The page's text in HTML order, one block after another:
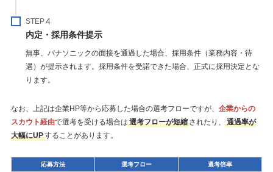
STEP
内定・採用条件提示
無事、パナソニックの面接を通過した場合、採用条件（業務内容・待
遇）が提示されます。採用条件を受諾できた場合、正式に採用決定とな
ります。
なお、上記は企業HP等から応募した場合の選考フローですが、 企業からの
スカウト経由で選考を受ける場合は 選考フローが短縮 されたり、
通過率が
大幅にUPすることがあります。
応募方法 選考フロー 選考倍率